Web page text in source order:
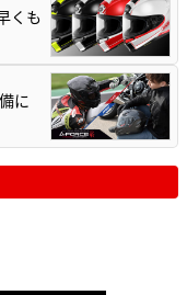
くも
に